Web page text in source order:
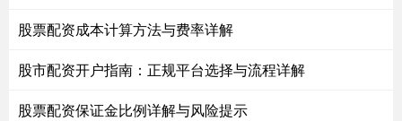
股票配资成本计算方法与费率详解
股市配资开户指南：正规平台选择与流程详解
股票配资保证金比例详解与风险提示